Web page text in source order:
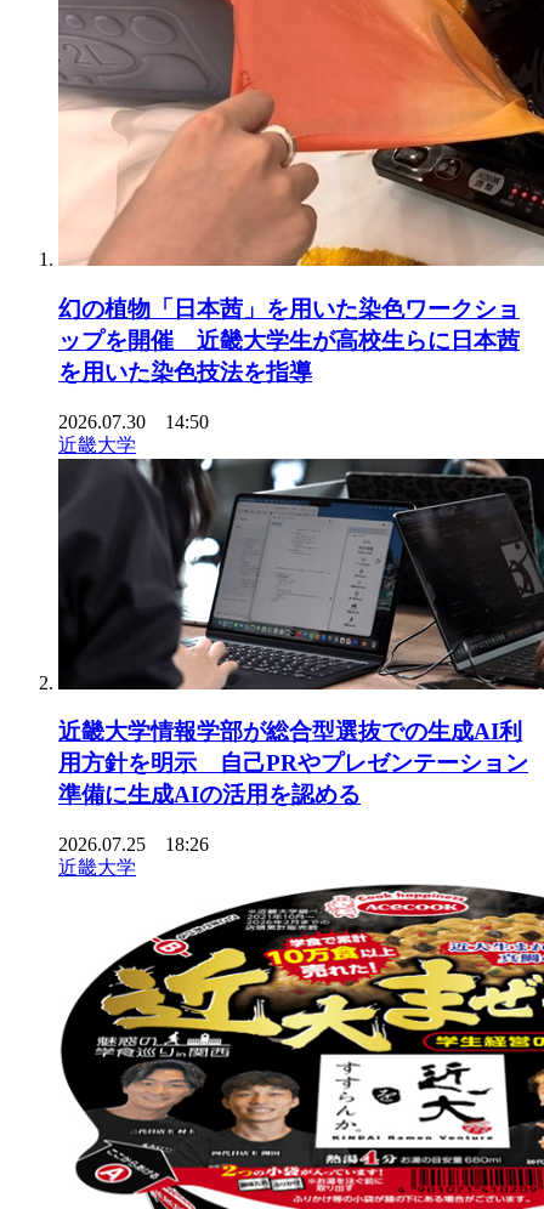
幻の植物「日本茜」を用いた染色ワークショ
ップを開催 近畿大学生が高校生らに日本茜
を用いた染色技法を指導
2026.07.30 14:50
近畿大学
近畿大学情報学部が総合型選抜での生成AI利
用方針を明示 自己PRやプレゼンテーション
準備に生成AIの活用を認める
2026.07.25 18:26
近畿大学